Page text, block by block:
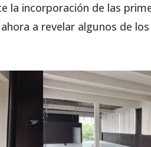
la incorporación de las
a revelar algunos de